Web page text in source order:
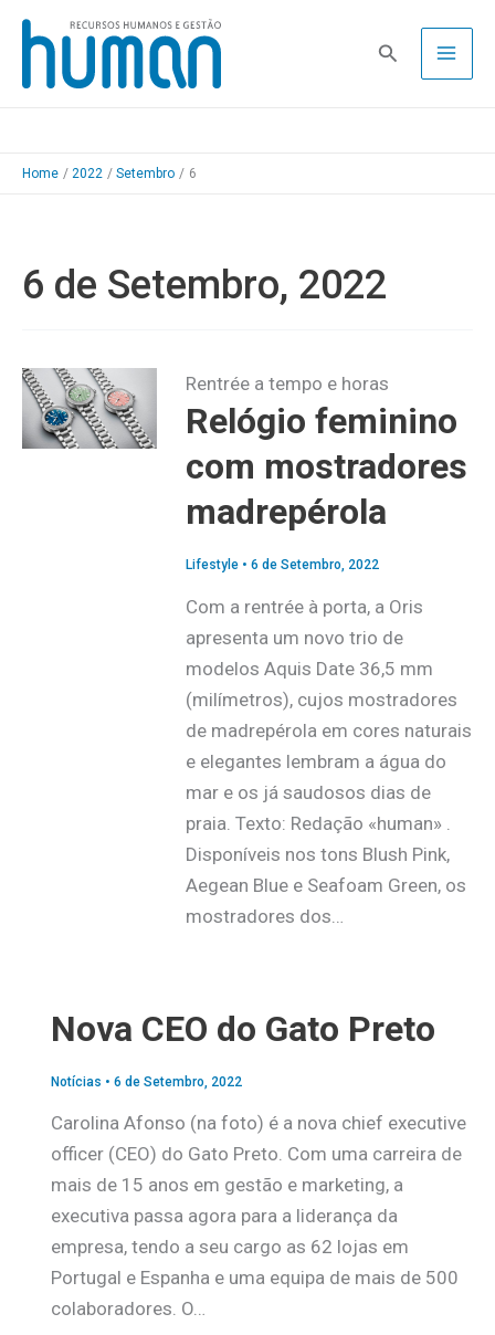
Skip
content
Pesquisa
Home 2022 Setembro 6
6 de Setembro, 2022
Rentrée a tempo e horas
Relógio feminino
com mostradores
madrepérola
Lifestyle• 6 de Setembro, 2022
Com a rentrée à porta, a Oris
apresenta um novo trio de
modelos Aquis Date 36,5 mm
(milímetros), cujos mostradores
de madrepérola em cores naturais
e elegantes lembram a água do
mar e os já saudosos dias de
praia. Texto: Redação «human» .
Disponíveis nos tons Blush Pink,
Aegean Blue e Seafoam Green, os
mostradores dos…
Nova CEO do Gato Preto
Notícias • 6 de Setembro, 2022
Carolina Afonso (na foto) é a nova chief executive
officer (CEO) do Gato Preto. Com uma carreira de
mais de 15 anos em gestão e marketing, a
executiva passa agora para a liderança da
empresa, tendo a seu cargo as 62 lojas em
Portugal e Espanha e uma equipa de mais de 500
colaboradores. O…